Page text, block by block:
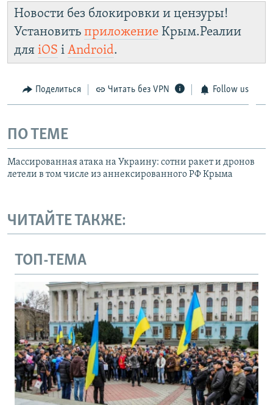
Крым.Реалии
зеркального сайта:
https://d3dfhuxm2n0q8b.cloudfront.net/
установить VPN
Новости без блокировки и цензуры!
Установить приложение Крым.Реалии
для iOS і Android.
Поделиться Читать без VPN Follow us
ПО ТЕМЕ
Массированная атака на Украину: сотни ракет и дронов
летели в том числе из аннексированного РФ Крыма
ЧИТАЙТЕ ТАКЖЕ:
ТОП-ТЕМА